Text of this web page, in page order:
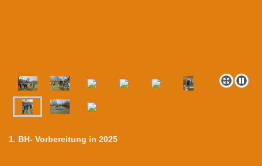
1. BH- Vorbereitung in 2025